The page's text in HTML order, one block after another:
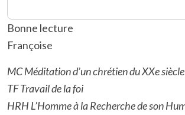
Bonne lecture
Françoise
MC Méditation d’un chrétien du XXe siècle
TF Travail de la foi
HRH L’Homme à la Recherche de son